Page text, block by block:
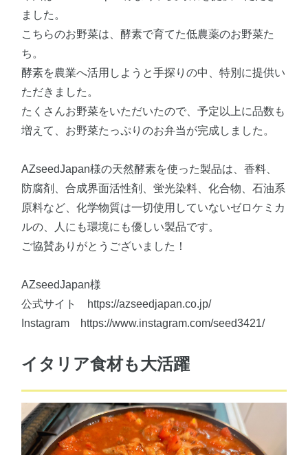
ました。
こちらのお野菜は、酵素で育てた低農薬のお野菜た
ち。
酵素を農業へ活用しようと手探りの中、特別に提供い
ただきました。
たくさんお野菜をいただいたので、予定以上に品数も
増えて、お野菜たっぷりのお弁当が完成しました。
AZseedJapan様の天然酵素を使った製品は、香料、
防腐剤、合成界面活性剤、蛍光染料、化合物、石油系
原料など、化学物質は一切使用していないゼロケミカ
ルの、人にも環境にも優しい製品です。
ご協賛ありがとうございました！
AZseedJapan様
公式サイト https://azseedjapan.co.jp/
Instagram https://www.instagram.com/seed3421/
イタリア食材も大活躍